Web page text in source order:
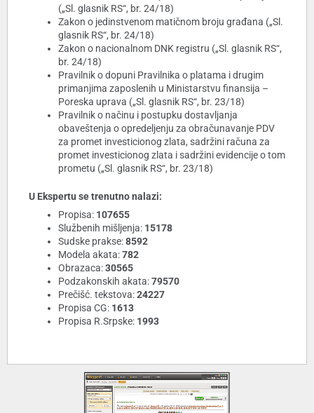
(„Sl. glasnik RS“, br. 24/18)
Zakon o jedinstvenom matičnom broju građana („Sl.
glasnik RS“, br. 24/18)
Zakon o nacionalnom DNK registru („Sl. glasnik RS“,
br. 24/18)
Pravilnik o dopuni Pravilnika o platama i drugim
primanjima zaposlenih u Ministarstvu finansija –
Poreska uprava („Sl. glasnik RS“, br. 23/18)
Pravilnik o načinu i postupku dostavljanja
obaveštenja o opredeljenju za obračunavanje PDV
za promet investicionog zlata, sadržini računa za
promet investicionog zlata i sadržini evidencije o tom
prometu („Sl. glasnik RS“, br. 23/18)
U Ekspertu se trenutno nalazi:
Propisa: 107655
Službenih mišljenja: 15178
Sudske prakse:8592
Modela akata:782
Obrazaca:30565
Podzakonskih akata:79570
Prečišć. tekstova:24227
Propisa CG: 1613
Propisa R.Srpske: 1993